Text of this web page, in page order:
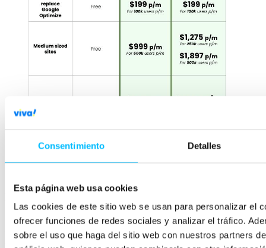
Consentimiento Detalles
Esta página web usa cookies
Las cookies de este sitio web se usan para personalizar el
ofrecer funciones de redes sociales y analizar el tráfico.
sobre el uso que haga del sitio web con nuestros partners
Herramientas con
Si tienes un negocio online con una facturación alta y con un equipo
con tiempo para formación, estas herramientas pueden ser la mejora
alternativa, son complejas pero con un potencial increíble.